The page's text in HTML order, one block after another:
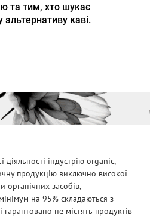
та тим, хто шукає
альтернативу каві.
індустрію organic,
продукцію виключно високої
органічних засобів,
на 95% складаються з
не містять продуктів